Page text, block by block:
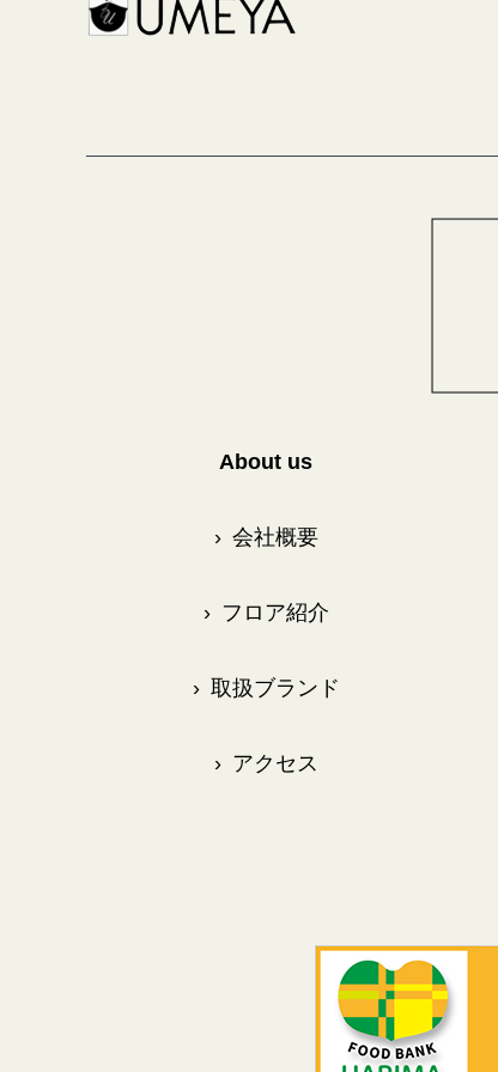
About us
›会社概要
›フロア紹介
›取扱ブランド
›アクセス